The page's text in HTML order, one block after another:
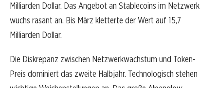
Milliarden Dollar. Das Angebot an Stablecoins im Netzwerk
wuchs rasant an. Bis März kletterte der Wert auf 15,7
Milliarden Dollar.
Die Diskrepanz zwischen Netzwerkwachstum und Token-
Preis dominiert das zweite Halbjahr. Technologisch stehen